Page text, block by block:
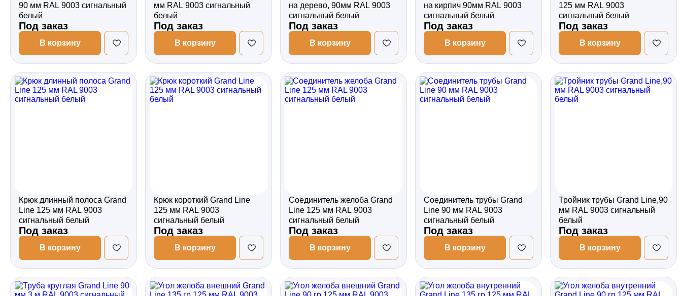
90 мм RAL 9003 сигнальный
белый
Под заказ
В корзину
мм RAL 9003 сигнальный
белый
Под заказ
В корзину
на дерево, 90мм RAL 9003
сигнальный белый
Под заказ
В корзину
на кирпич 90мм RAL 9003
сигнальный белый
Под заказ
В корзину
125 мм RAL 9003
сигнальный белый
Под заказ
В корзину
Крюк длинный полоса Grand
Line 125 мм RAL 9003
сигнальный белый
Под заказ
В корзину
Крюк короткий Grand Line
125 мм RAL 9003
сигнальный белый
Под заказ
В корзину
Соединитель желоба Grand
Line 125 мм RAL 9003
сигнальный белый
Под заказ
В корзину
Соединитель трубы Grand
Line 90 мм RAL 9003
сигнальный белый
Под заказ
В корзину
Тройник трубы Grand Line,90
мм RAL 9003 сигнальный
белый
Под заказ
В корзину